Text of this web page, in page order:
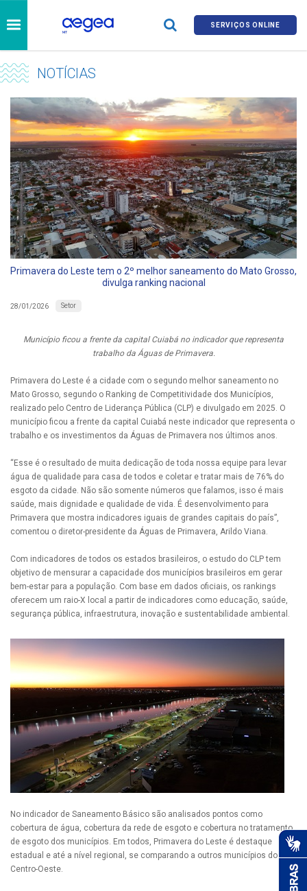
SERVIÇOS ONLINE
NOTÍCIAS
Primavera do Leste tem o 2º melhor saneamento do Mato Grosso,
divulga ranking nacional
28/01/2026 Setor
Município ficou a frente da capital Cuiabá no indicador que representa
trabalho da Águas de Primavera.
Primavera do Leste é a cidade com o segundo melhor saneamento no
Mato Grosso, segundo o Ranking de Competitividade dos Municípios,
realizado pelo Centro de Liderança Pública (CLP) e divulgado em 2025. O
município ficou a frente da capital Cuiabá neste indicador que representa o
trabalho e os investimentos da Águas de Primavera nos últimos anos.
“Esse é o resultado de muita dedicação de toda nossa equipe para levar
água de qualidade para casa de todos e coletar e tratar mais de 76% do
esgoto da cidade. Não são somente números que falamos, isso é mais
saúde, mais dignidade e qualidade de vida. É desenvolvimento para
Primavera que mostra indicadores iguais de grandes capitais do país”,
comentou o diretor-presidente da Águas de Primavera, Arildo Viana.
Com indicadores de todos os estados brasileiros, o estudo do CLP tem
objetivo de mensurar a capacidade dos municípios brasileiros em gerar
bem-estar para a população. Com base em dados oficiais, os rankings
oferecem um raio-X local a partir de indicadores como educação, saúde,
segurança pública, infraestrutura, inovação e sustentabilidade ambiental.
No indicador de Saneamento Básico são analisados pontos como
cobertura de água, cobertura da rede de esgoto e cobertura no tratamento
de esgoto dos municípios. Em todos, Primavera do Leste é destaque
estadual e até a nível regional, se comparando a outros municípios do
Centro-Oeste.